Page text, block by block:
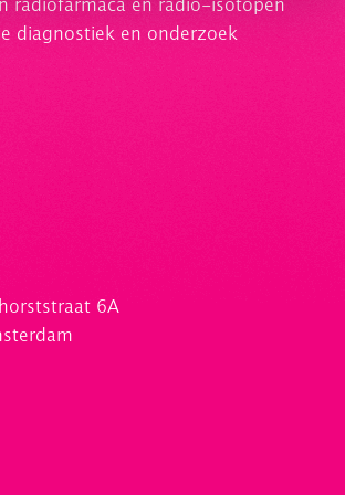
radiofarmaca en radio-isotopen
diagnostiek en onderzoek
6A